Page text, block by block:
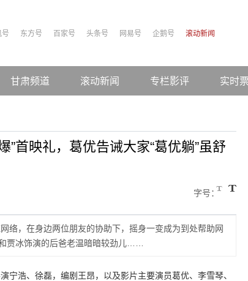
号 东方号 百家号 头条号 网易号 企鹅号 滚动新闻
甘肃频道 滚动新闻 专栏影评 实时
首映礼，葛优告诫大家“葛优躺”虽舒
字号：
络，在身边两位朋友的协助下，摇身一变成为到处帮助网
贾冰饰演的后爸老温暗暗较劲儿……
宁浩、徐磊，编剧王昂，以及影片主要演员葛优、李雪琴、